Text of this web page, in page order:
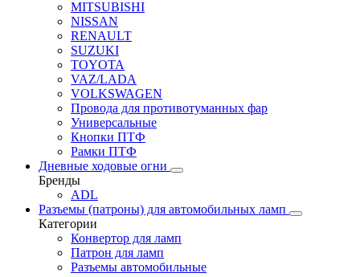
MITSUBISHI
NISSAN
RENAULT
SUZUKI
TOYOTA
VAZ/LADA
VOLKSWAGEN
Провода для противотуманных фар
Универсальные
Кнопки ПТФ
Рамки ПТФ
Дневные ходовые огни
Бренды
ADL
Разъемы (патроны) для автомобильных ламп
Категории
Конвертор для ламп
Патрон для ламп
Разъемы автомобильные